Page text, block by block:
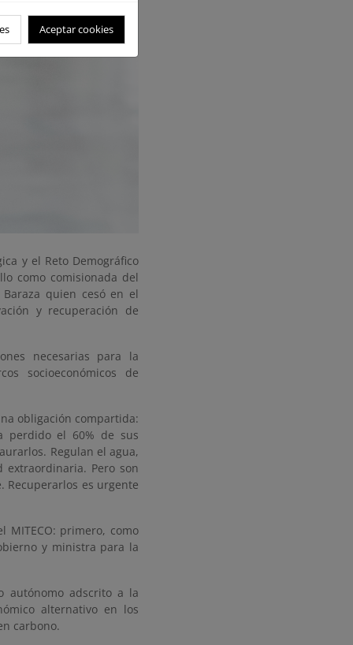
y el Reto Demográfico
como comisionada del
quien cesó en el
y recuperación de
necesarias para la
socioeconómicos de
obligación compartida:
perdido el 60% de sus
Regulan el agua,
extraordinaria. Pero son
Recuperarlos es urgente
primero, como
y ministra para la
autónomo adscrito a la
alternativo en los
carbono.
Aceptar cookies